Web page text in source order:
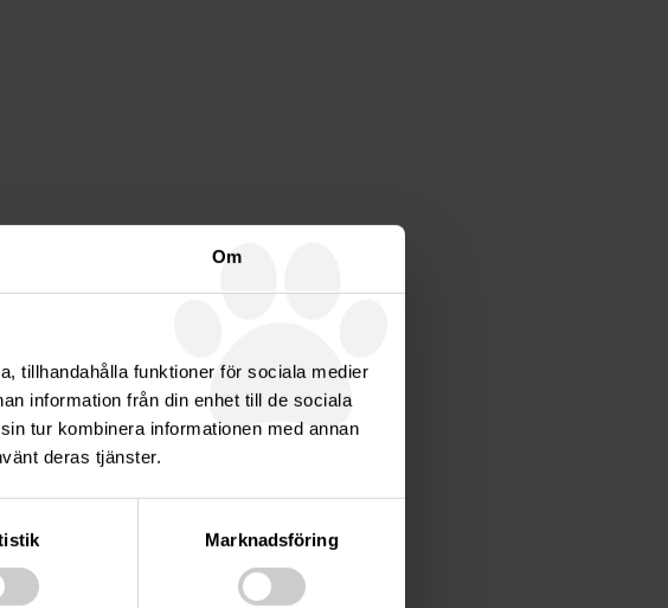
Om
tillhandahålla funktioner för sociala medier
information från din enhet till de sociala
tur kombinera informationen med annan
deras tjänster.
Marknadsföring